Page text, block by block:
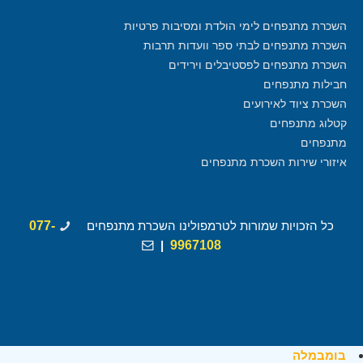
השכרת מתנפחים לימי הולדת ומסיבות פרטיות
השכרת מתנפחים לבתי ספר וועדות תרבות
השכרת מתנפחים לפסטיבלים וירידים
חבילות מתנפחים
השכרת ציוד לאירועים
קטלוג מתנפחים
מתנפחים
איזורי שירות השכרת מתנפחים
כל הזכויות שמורות לטרמפולינו השכרת מתנפחים
077-
9967108
|
בומבמלה